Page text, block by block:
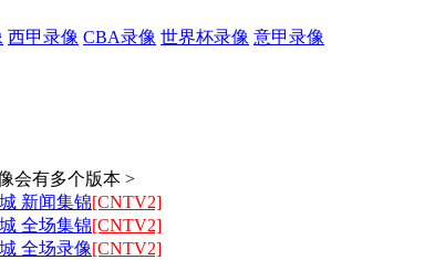
西甲录像 CBA录像 世界杯录像 意甲录像
会有多个版本 >
新闻集锦[CNTV2]
全场集锦[CNTV2]
全场录像[CNTV2]